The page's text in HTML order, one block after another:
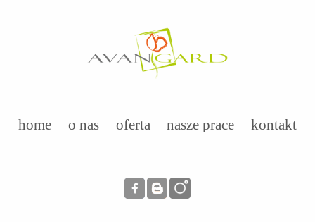
home o nas oferta nasze prace kontakt